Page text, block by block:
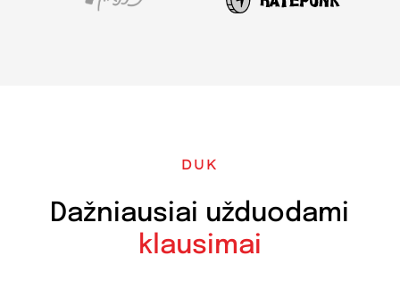
DUK
Dažniausiai užduodami
klausimai